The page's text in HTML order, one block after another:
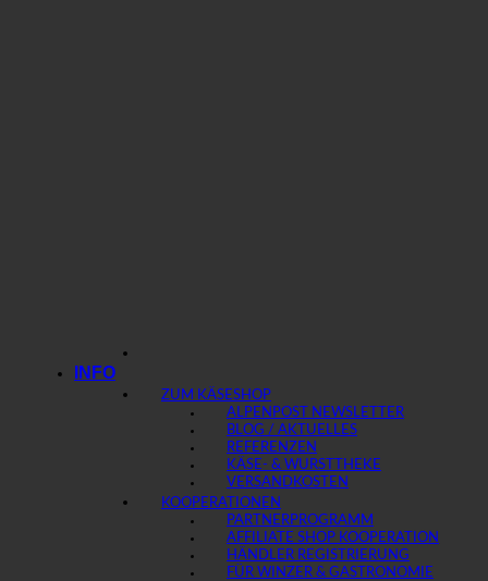
INFO
ZUM KÄSESHOP
ALPENPOST NEWSLETTER
BLOG / AKTUELLES
REFERENZEN
KÄSE- & WURSTTHEKE
VERSANDKOSTEN
KOOPERATIONEN
PARTNERPROGRAMM
AFFILIATE SHOP KOOPERATION
HÄNDLER REGISTRIERUNG
FÜR WINZER & GASTRONOMIE